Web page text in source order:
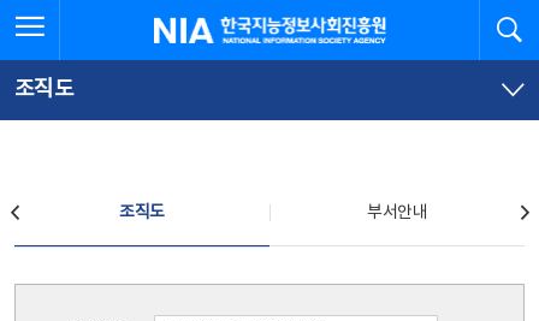
문
로
가
체
뉴
바
가
한국지능정보사회진흥원
조직도
조직도 부서안내